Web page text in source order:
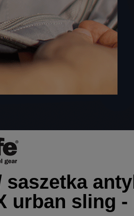
urban sling -